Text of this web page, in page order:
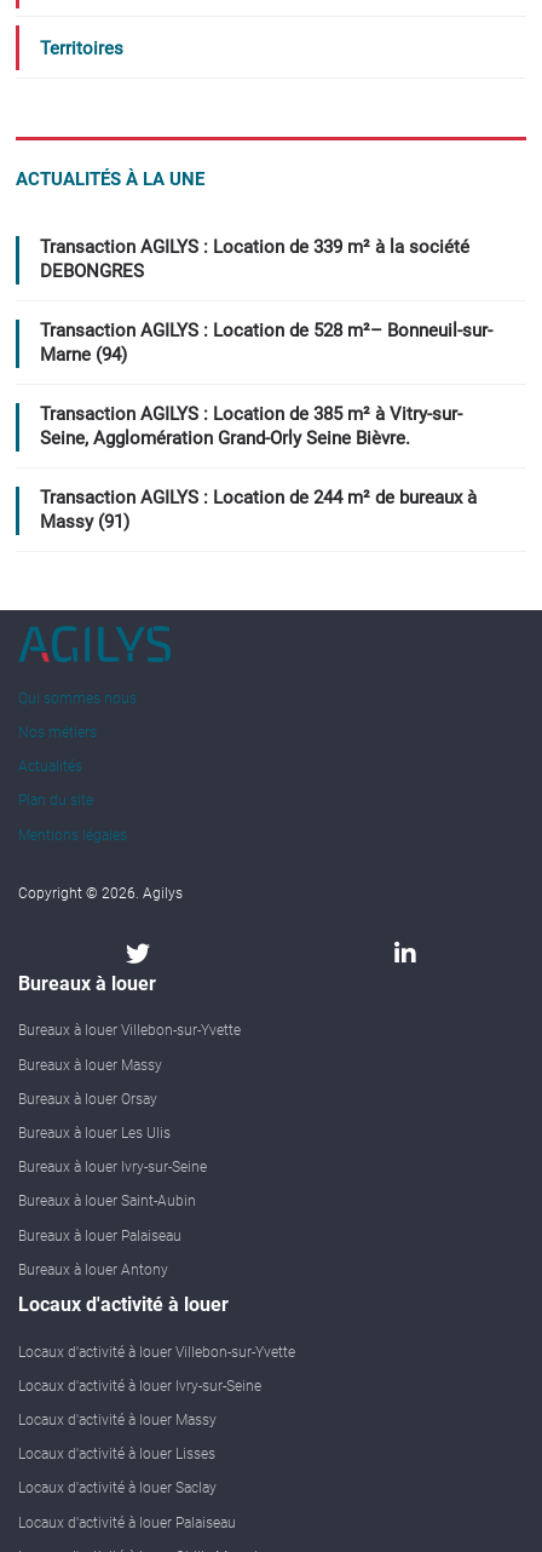
Territoires
ACTUALITÉS À LA UNE
Transaction AGILYS : Location de 339 m² à la société
DEBONGRES
Transaction AGILYS : Location de 528 m²– Bonneuil-sur-
Marne (94)
Transaction AGILYS : Location de 385 m² à Vitry-sur-
Seine, Agglomération Grand-Orly Seine Bièvre.
Transaction AGILYS : Location de 244 m² de bureaux à
Massy (91)
Qui sommes nous
Nos métiers
Actualités
Plan du site
Mentions légales
Copyright © 2026. Agilys
Bureaux à louer
Bureaux à louer Villebon-sur-Yvette
Bureaux à louer Massy
Bureaux à louer Orsay
Bureaux à louer Les Ulis
Bureaux à louer Ivry-sur-Seine
Bureaux à louer Saint-Aubin
Bureaux à louer Palaiseau
Bureaux à louer Antony
Locaux d'activité à louer
Locaux d'activité à louer Villebon-sur-Yvette
Locaux d'activité à louer Ivry-sur-Seine
Locaux d'activité à louer Massy
Locaux d'activité à louer Lisses
Locaux d'activité à louer Saclay
Locaux d'activité à louer Palaiseau